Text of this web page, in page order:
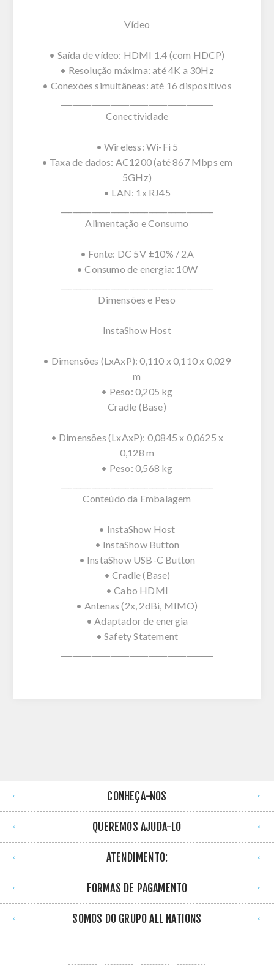
Vídeo
• Saída de vídeo: HDMI 1.4 (com HDCP)
• Resolução máxima: até 4K a 30Hz
• Conexões simultâneas: até 16 dispositivos
Conectividade
• Wireless: Wi-Fi 5
• Taxa de dados: AC1200 (até 867 Mbps em
5GHz)
• LAN: 1x RJ45
Alimentação e Consumo
• Fonte: DC 5V ±10% / 2A
• Consumo de energia: 10W
Dimensões e Peso
InstaShow Host
• Dimensões (LxAxP): 0,110 x 0,110 x 0,029
m
• Peso: 0,205 kg
Cradle (Base)
• Dimensões (LxAxP): 0,0845 x 0,0625 x
0,128 m
• Peso: 0,568 kg
Conteúdo da Embalagem
• InstaShow Host
• InstaShow Button
• InstaShow USB-C Button
• Cradle (Base)
• Cabo HDMI
• Antenas (2x, 2dBi, MIMO)
• Adaptador de energia
• Safety Statement
CONHEÇA-NOS
QUEREMOS AJUDÁ-LO
ATENDIMENTO:
FORMAS DE PAGAMENTO
SOMOS DO GRUPO ALL NATIONS